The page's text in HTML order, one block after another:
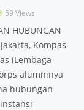
59 Views
HUBUNGAN
Kompas
(Lembaga
alumninya
hubungan